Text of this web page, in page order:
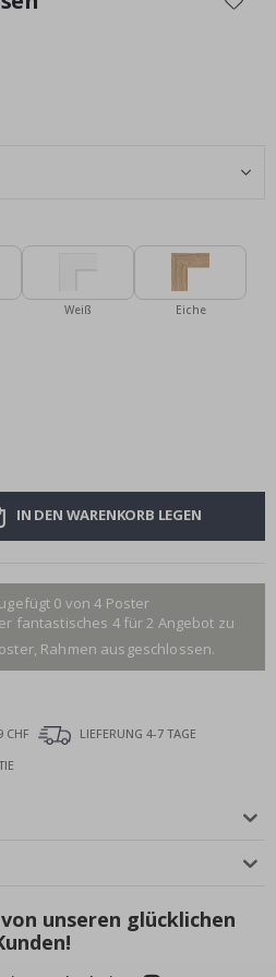
Weiß Eiche
IN DEN WARENKORB LEGEN
0 von 4 Poster
fantastisches 4 für 2 Angebot zu
Rahmen ausgeschlossen.
CHF
LIEFERUNG 4-7 TAGE
unseren glücklichen